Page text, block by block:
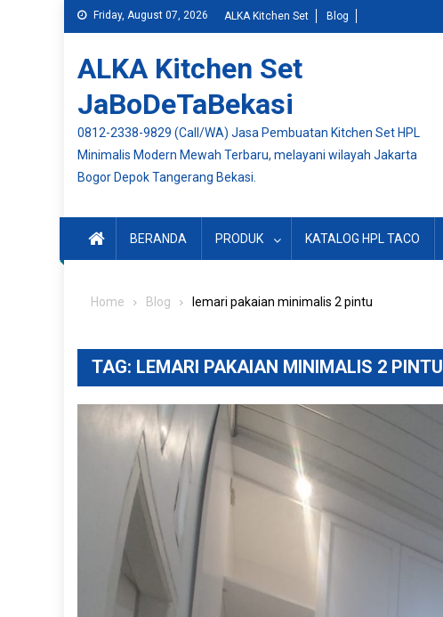
Friday, August 07, 2026 ALKA Kitchen Set Blog
ALKA Kitchen Set
JaBoDeTaBekasi
0812-2338-9829 (Call/WA) Jasa Pembuatan Kitchen Set HPL
Minimalis Modern Mewah Terbaru, melayani wilayah Jakarta
Bogor Depok Tangerang Bekasi.
BERANDA PRODUK KATALOG HPL TACO
Home Blog lemari pakaian minimalis 2 pintu
TAG: LEMARI PAKAIAN MINIMALIS 2 PINTU